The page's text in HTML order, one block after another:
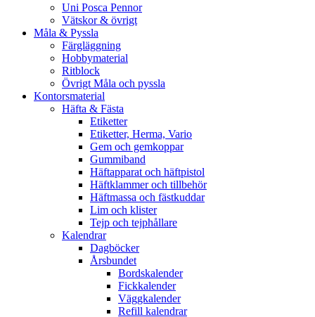
Uni Posca Pennor
Vätskor & övrigt
Måla & Pyssla
Färgläggning
Hobbymaterial
Ritblock
Övrigt Måla och pyssla
Kontorsmaterial
Häfta & Fästa
Etiketter
Etiketter, Herma, Vario
Gem och gemkoppar
Gummiband
Häftapparat och häftpistol
Häftklammer och tillbehör
Häftmassa och fästkuddar
Lim och klister
Tejp och tejphållare
Kalendrar
Dagböcker
Årsbundet
Bordskalender
Fickkalender
Väggkalender
Refill kalendrar